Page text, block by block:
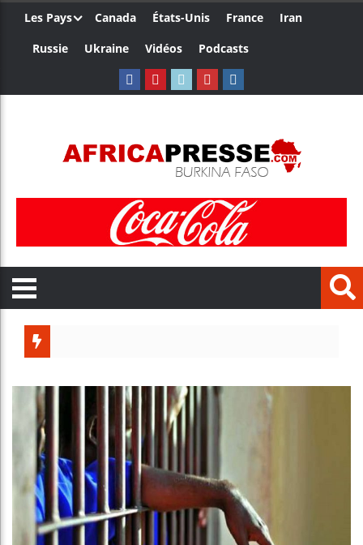
Les Pays Canada États-Unis France
Iran
Russie
Ukraine Vidéos Podcasts